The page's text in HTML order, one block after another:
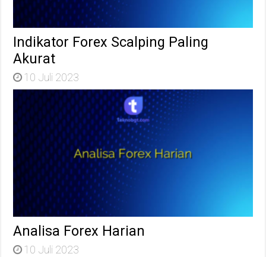
Indikator Forex Scalping Paling
Akurat
10 Juli 2023
Analisa Forex Harian
10 Juli 2023